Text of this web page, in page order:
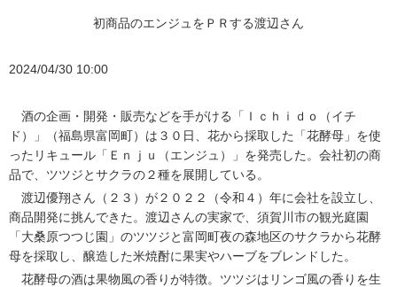
初商品のエンジュをＰＲする渡辺さん
2024/04/30 10:00
酒の企画・開発・販売などを手がける「Ｉｃｈｉｄｏ（イチ
ド）」（福島県富岡町）は３０日、花から採取した「花酵母」を使
ったリキュール「Ｅｎｊｕ（エンジュ）」を発売した。会社初の商
品で、ツツジとサクラの２種を展開している。
渡辺優翔さん（２３）が２０２２（令和４）年に会社を設立し、
商品開発に挑んできた。渡辺さんの実家で、須賀川市の観光庭園
「大桑原つつじ園」のツツジと富岡町夜の森地区のサクラから花酵
母を採取し、醸造した米焼酎に果実やハーブをブレンドした。
花酵母の酒は果物風の香りが特徴。ツツジはリンゴ風の香りを生